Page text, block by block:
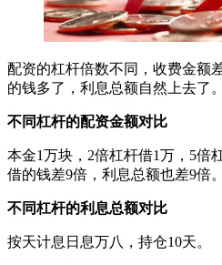
配资的杠杆倍数不同，收费金额
的钱多了，利息总额自然上去了。
不同杠杆的配资金额对比
本金1万块，2倍杠杆借1万，5倍
借的钱差9倍，利息总额也差9倍。
不同杠杆的利息总额对比
按天计息日息万八，持仓10天。